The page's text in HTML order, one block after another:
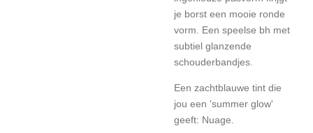
je borst een mooie ronde
vorm. Een speelse bh met
subtiel glanzende
schouderbandjes.
Een zachtblauwe tint die
jou een 'summer glow'
geeft: Nuage.